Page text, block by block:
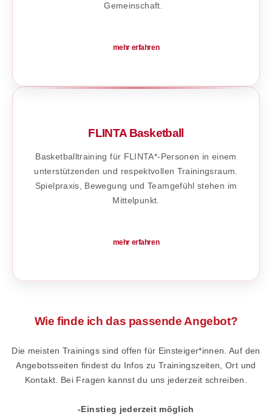
Gemeinschaft.
mehr erfahren
FLINTA Basketball
Basketballtraining für FLINTA*-Personen in einem
unterstützenden und respektvollen Trainingsraum.
Spielpraxis, Bewegung und Teamgefühl stehen im
Mittelpunkt.
mehr erfahren
Wie finde ich das passende Angebot?
Die meisten Trainings sind offen für Einsteiger*innen. Auf den
Angebotsseiten findest du Infos zu Trainingszeiten, Ort und
Kontakt. Bei Fragen kannst du uns jederzeit schreiben.
-Einstieg jederzeit möglich